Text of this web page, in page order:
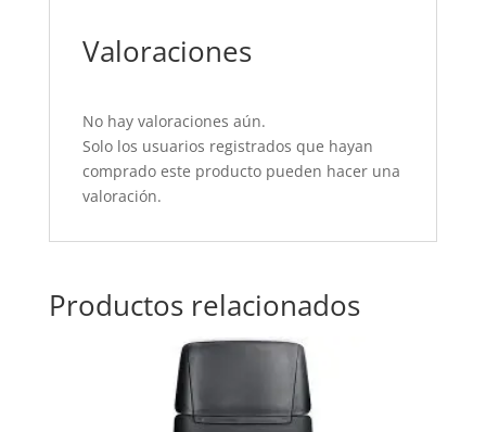
Valoraciones
No hay valoraciones aún.
Solo los usuarios registrados que hayan
comprado este producto pueden hacer una
valoración.
Productos relacionados